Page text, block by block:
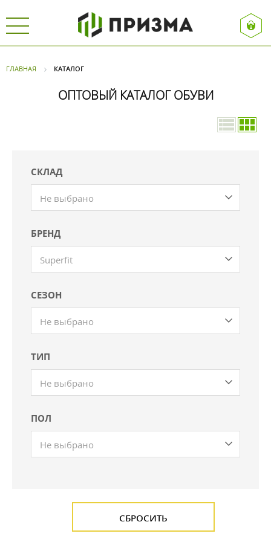
ГЛАВНАЯ КАТАЛОГ
ОПТОВЫЙ КАТАЛОГ ОБУВИ
СКЛАД
Не выбрано
БРЕНД
Superfit
СЕЗОН
Не выбрано
ТИП
Не выбрано
ПОЛ
Не выбрано